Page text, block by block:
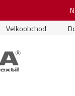
Velkoobchod